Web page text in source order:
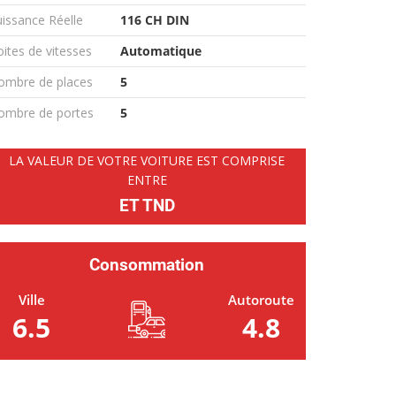
Réelle
116 CH DIN
de vitesses
Automatique
de places
5
de portes
5
LA VALEUR DE VOTRE VOITURE EST COMPRISE
ENTRE
ET TND
Consommation
Ville
6.5
Autoroute
4.8